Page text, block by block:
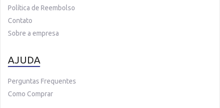
Política de Reembolso
Contato
Sobre a empresa
AJUDA
Perguntas Frequentes
Como Comprar